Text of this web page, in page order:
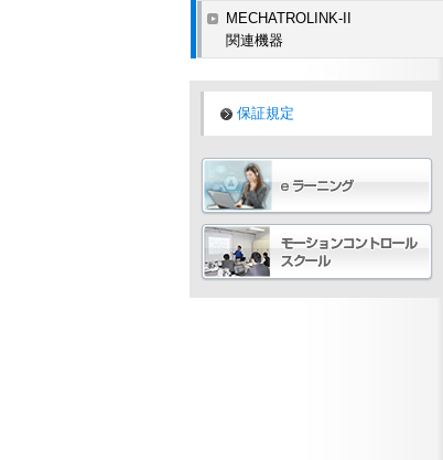
MECHATROLINK-II
関連機器
保証規定